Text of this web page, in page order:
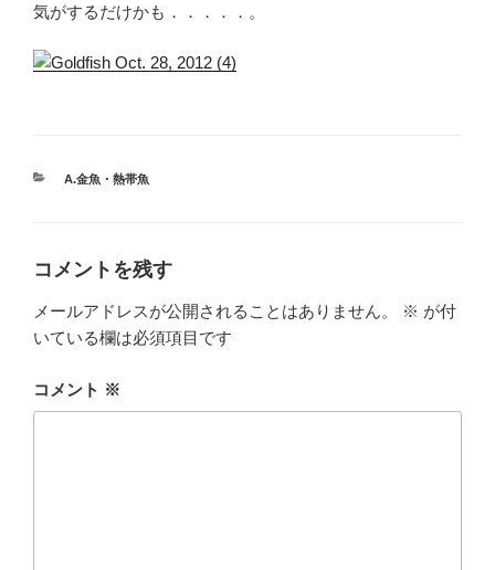
気がするだけかも．．．．．。
カ
A.金魚・熱帯魚
コメントを残す
メールアドレスが公開されることはありません。 ※ が付
いている欄は必須項目です
コメント ※